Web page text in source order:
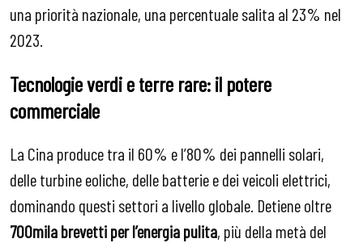
una priorità nazionale, una percentuale salita al 23% nel
2023.
Tecnologie verdi e terre rare: il potere
commerciale
La Cina produce tra il 60% e l’80% dei pannelli solari,
delle turbine eoliche, delle batterie e dei veicoli elettrici,
dominando questi settori a livello globale. Detiene oltre
700mila brevetti per l’energia pulita, più della metà del